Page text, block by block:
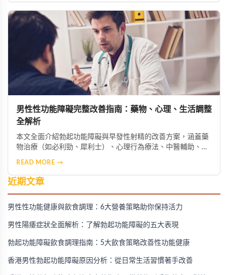
限酒的健康生活模式，助男性重獲自信與健康。
男性性功能障礙完整改善指南：藥物、心理、生活調整
全解析
本文全面介紹勃起功能障礙與早發性射精的改善方案，涵蓋藥
物治療（如必利勁、犀利士）、心理行為療法、中醫輔助、生
READ MORE →
近期文章
男性性功能健康與飲食調理：6大營養策略助你保持活力
男性陽痿症狀全面解析：了解勃起功能障礙的五大表現
勃起功能障礙飲食調理指南：5大飲食策略改善性功能健康
香港男性勃起功能障礙原因分析：從日常生活習慣著手改善